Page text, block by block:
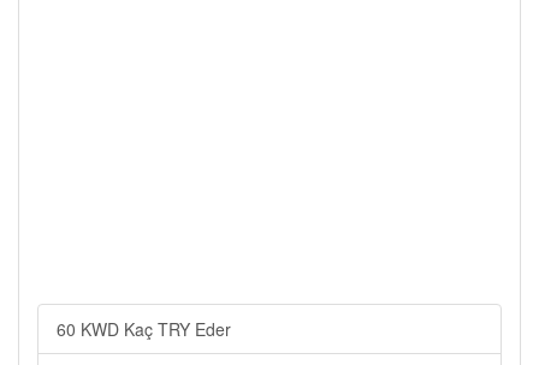
60 KWD Kaç TRY Eder